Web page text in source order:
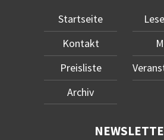
Startseite
Kontakt
Preisliste
Archiv